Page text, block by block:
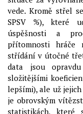
vede. Kromě střel
SPSV %), které
úspěšnosti a
přítomnosti hráče
střídání v útočné
data jsou
složitějšími
lepšími), ale už
je obrovským
statistikách,